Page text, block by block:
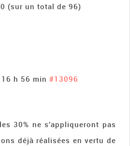
(sur un total de 96)
h 56 min #13096
30% ne s’appliqueront pas
déjà réalisées en vertu de